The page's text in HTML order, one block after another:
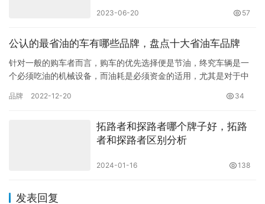
2023-06-20 57
公认的最省油的车有哪些品牌，盘点十大省油车品牌
针对一般的购车者而言，购车的优先选择便是节油，终究车辆是一
个必须吃油的机械设备，而油耗是必须资金的适用，尤其是对于中
十大最…
品牌 2022-12-20 34
拓路者和探路者哪个牌子好，拓路
者和探路者区别分析
2024-01-16 138
发表回复